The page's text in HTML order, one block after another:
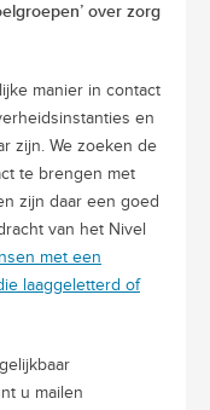
over zorg
manier in contact
en
zijn. We zoeken de
te brengen met
zijn daar een goed
van het Nivel
met een
laaggeletterd of
u mailen